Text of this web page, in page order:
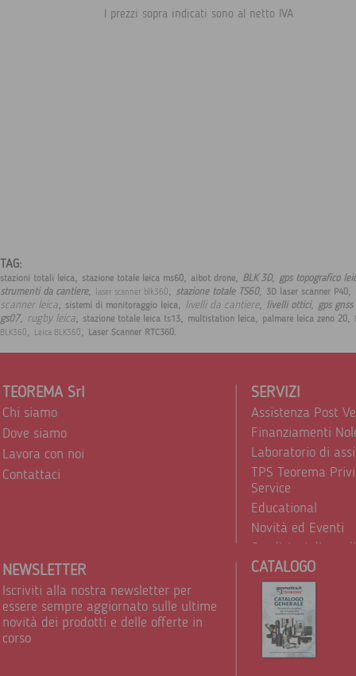
I prezzi sopra indicati sono al netto IVA
TAG:
stazioni totali leica, stazione totale leica ms60, aibot drone, BLK 3D, gps topografico
strumenti da cantiere, laser scanner blk360, stazione totale TS60, 3D laser scanner P40,
scanner leica, sistemi di monitoraggio leica, livelli da cantiere, livelli ottici, gps gnss
gs07, rugby leica, stazione totale leica ts13, multistation leica, palmare leica zeno 20,
BLK360, Leica BLK360, Laser Scanner RTC360.
TEOREMA Srl
Chi siamo
Dove siamo
Lavora con noi
Contattaci
SERVIZI
Assistenza Post
Finanziamenti
Laboratorio di
TPS Teorema
Service
Educational
Novità ed Eventi
Condizioni di
Trattamento dei
NEWSLETTER
Iscriviti alla nostra newsletter per
essere sempre aggiornato sulle ultime
novità dei prodotti e delle offerte in
corso
CATALOGO